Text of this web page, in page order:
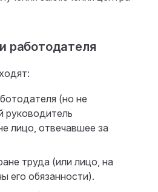
работодателя
(но не
руководитель
лицо, отвечавшее за
труда (или лицо, на
его обязанности).